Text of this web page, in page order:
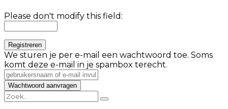
Please don't modify this field:
We sturen je per e-mail een wachtwoord toe. Soms
komt deze e-mail in je spambox terecht.